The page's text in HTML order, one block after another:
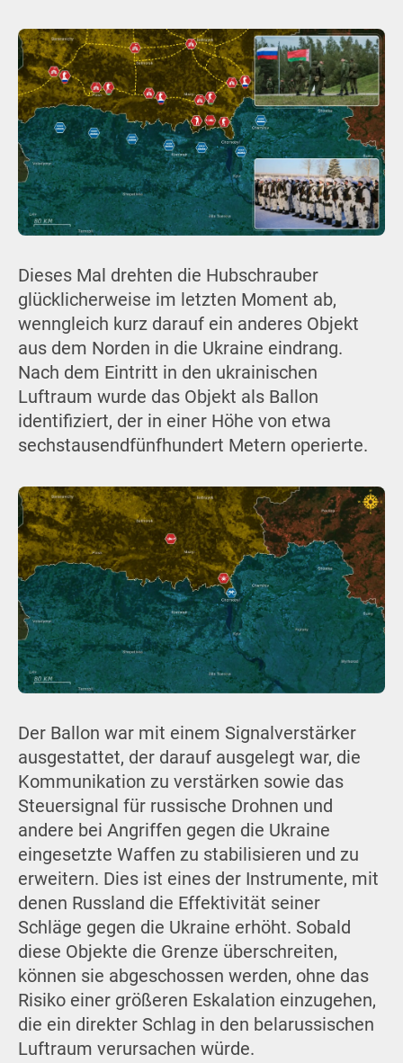
Dieses Mal drehten die Hubschrauber
glücklicherweise im letzten Moment ab,
wenngleich kurz darauf ein anderes Objekt
aus dem Norden in die Ukraine eindrang.
Nach dem Eintritt in den ukrainischen
Luftraum wurde das Objekt als Ballon
identifiziert, der in einer Höhe von etwa
sechstausendfünfhundert Metern operierte.
Der Ballon war mit einem Signalverstärker
ausgestattet, der darauf ausgelegt war, die
Kommunikation zu verstärken sowie das
Steuersignal für russische Drohnen und
andere bei Angriffen gegen die Ukraine
eingesetzte Waffen zu stabilisieren und zu
erweitern. Dies ist eines der Instrumente, mit
denen Russland die Effektivität seiner
Schläge gegen die Ukraine erhöht. Sobald
diese Objekte die Grenze überschreiten,
können sie abgeschossen werden, ohne das
Risiko einer größeren Eskalation einzugehen,
die ein direkter Schlag in den belarussischen
Luftraum verursachen würde.